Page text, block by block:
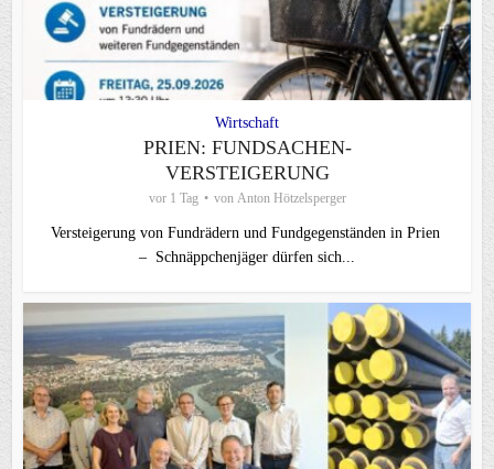
Wirtschaft
PRIEN: FUNDSACHEN-
VERSTEIGERUNG
vor 1 Tag von Anton Hötzelsperger
Versteigerung von Fundrädern und Fundgegenständen in Prien
– Schnäppchenjäger dürfen sich...